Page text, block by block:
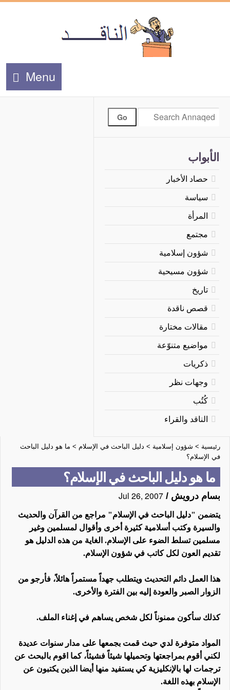
Menu
الأبواب
حصاد الأخبار
سياسة
المرأة
مجتمع
شؤون إسلامية
شؤون مسيحية
تاريخ
قصص ناقدة
مقالات مختارة
مواضيع متنوّعة
ذكريات
وجهات نظر
كُتُب
الناقد والقراء
رئيسية > شؤون إسلامية > دليل الباحث في الإسلام > ما هو دليل الباحث
في الإسلام؟
ما هو دليل الباحث في الإسلام؟
بسام درويش /
Jul 26, 2007
يتضمن "دليل الباحث في الإسلام" مراجع من القرآن والحديث
والسيرة وكتب أسلامية كثيرة أخرى وأقوال لمسلمين وغير
مسلمين تسلط الضوء على الإسلام. الغاية من هذه الدليل هو
تقديم العون لكل كاتب في شؤون الإسلام.
هذا العمل دائم التحديث ويتطلب جهداً مستمراً هائلاً، فأرجو من
الزوار الصبر والعودة إليه بين الفترة والأخرى.
كذلك سأكون ممنوناً لكل شخص يساهم في إغناء الملف.
المواد متوفرة لدي حيث قمت بجمعها على مدار سنوات عديدة
لكني أقوم بمراجعتها وتحميلها شيئاً فشيئاً، كما اقوم بالبحث عن
ترجمات لها بالإنكليزية كي يستفيد منها أيضا الذين يكتبون عن
الإسلام بهذه اللغة.